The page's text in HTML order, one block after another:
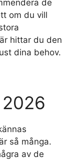
de
om du vill
hittar du den
dina behov.
så många.
av de